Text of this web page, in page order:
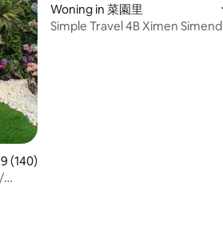
beoordeling van 4,99 op 5, 140
(140)
Woning in 菜園里
Simple Travel 4B Ximen